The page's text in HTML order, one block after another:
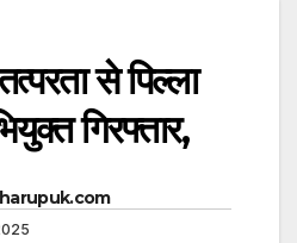
से पिल्ला
गिरफ्तार,